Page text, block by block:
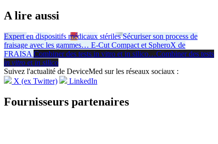
A lire aussi
Expert en dispositifs médicaux stériles Sécuriser son process de
fraisage avec les gammes… E-Cut Compact et SpheroX de
FRAISA Combiner des tests in vitro et in silico…Combiner des tests
in vitro et in silico
Suivez l'actualité de DeviceMed sur les réseaux sociaux :
X (ex Twitter)
LinkedIn
Fournisseurs partenaires